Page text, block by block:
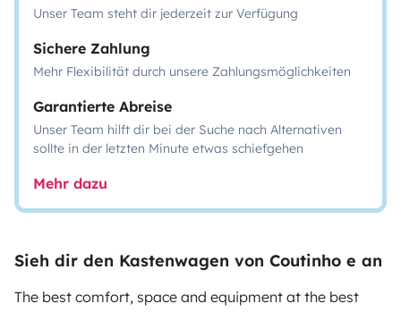
Unser Team steht dir jederzeit zur Verfügung
Sichere Zahlung
Mehr Flexibilität durch unsere Zahlungsmöglichkeiten
Garantierte Abreise
Unser Team hilft dir bei der Suche nach Alternativen
sollte in der letzten Minute etwas schiefgehen
Mehr dazu
Sieh dir den Kastenwagen von Coutinho e an
The best comfort, space and equipment at the best